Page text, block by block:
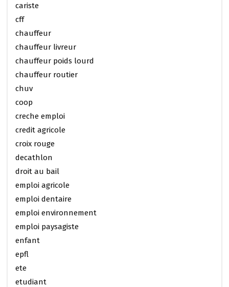
cariste
cff
chauffeur
chauffeur livreur
chauffeur poids lourd
chauffeur routier
chuv
coop
creche emploi
credit agricole
croix rouge
decathlon
droit au bail
emploi agricole
emploi dentaire
emploi environnement
emploi paysagiste
enfant
epfl
ete
etudiant